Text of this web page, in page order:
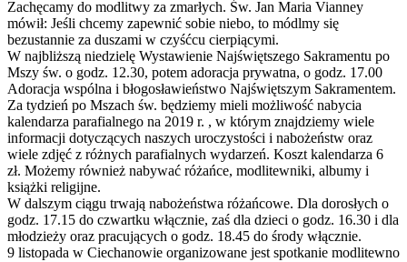
Zachęcamy do modlitwy za zmarłych. Św. Jan Maria Vianney
mówił: Jeśli chcemy zapewnić sobie niebo, to módlmy się
bezustannie za duszami w czyśćcu cierpiącymi.
W najbliższą niedzielę Wystawienie Najświętszego Sakramentu po
Mszy św. o godz. 12.30, potem adoracja prywatna, o godz. 17.00
Adoracja wspólna i błogosławieństwo Najświętszym Sakramentem.
Za tydzień po Mszach św. będziemy mieli możliwość nabycia
kalendarza parafialnego na 2019 r. , w którym znajdziemy wiele
informacji dotyczących naszych uroczystości i nabożeństw oraz
wiele zdjęć z różnych parafialnych wydarzeń. Koszt kalendarza 6
zł. Możemy również nabywać różańce, modlitewniki, albumy i
książki religijne.
W dalszym ciągu trwają nabożeństwa różańcowe. Dla dorosłych o
godz. 17.15 do czwartku włącznie, zaś dla dzieci o godz. 16.30 i dla
młodzieży oraz pracujących o godz. 18.45 do środy włącznie.
9 listopada w Ciechanowie organizowane jest spotkanie modlitewno